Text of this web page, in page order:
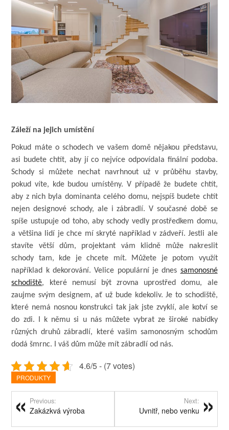
Záleží na jejich umístění
Pokud máte o schodech ve vašem domě nějakou představu,
asi budete chtít, aby jí co nejvíce odpovídala finální podoba.
Schody si můžete nechat navrhnout už v průběhu stavby,
pokud víte, kde budou umístěny. V případě že budete chtít,
aby z nich byla dominanta celého domu, nejspíš budete chtít
nejen designové schody, ale i zábradlí. V současné době se
spíše ustupuje od toho, aby schody vedly prostředkem domu,
a většina lidí je chce mí skryté například v zádveří. Jestli ale
stavíte větší dům, projektant vám klidně může nakreslit
schody tam, kde je chcete mít. Můžete je potom využít
například k dekorování. Velice populární je dnes samonosné
schodiště, které nemusí být zrovna uprostřed domu, ale
zaujme svým designem, ať už bude kdekoliv. Je to schodiště,
které nemá nosnou konstrukci tak jak jste zvyklí, ale kotví se
do zdi. I k němu si u nás můžete vybrat ze široké nabídky
různých druhů zábradlí, které vašim samonosným schodům
dodá šmrnc. I váš dům může mít zábradlí od nás.
4.6/5 - (7 votes)
PRODUKTY
Previous:
Zakázkvá výroba
Next:
Uvnitř, nebo venku